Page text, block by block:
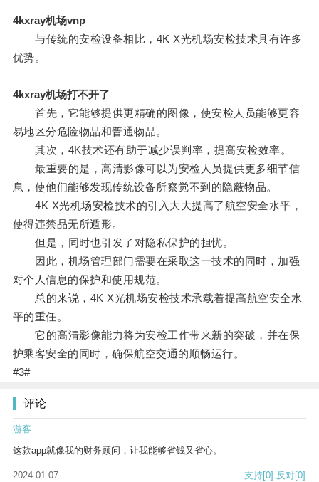
4kxray机场vnp
与传统的安检设备相比，4K X光机场安检技术具有许多
优势。
4kxray机场打不开了
首先，它能够提供更精确的图像，使安检人员能够更容
易地区分危险物品和普通物品。
其次，4K技术还有助于减少误判率，提高安检效率。
最重要的是，高清影像可以为安检人员提供更多细节信
息，使他们能够发现传统设备所察觉不到的隐蔽物品。
4K X光机场安检技术的引入大大提高了航空安全水平，
使得违禁品无所遁形。
但是，同时也引发了对隐私保护的担忧。
因此，机场管理部门需要在采取这一技术的同时，加强
对个人信息的保护和使用规范。
总的来说，4K X光机场安检技术承载着提高航空安全水
平的重任。
它的高清影像能力将为安检工作带来新的突破，并在保
护乘客安全的同时，确保航空交通的顺畅运行。
#3#
评论
游客
这款app就像我的财务顾问，让我能够省钱又省心。
2024-01-07 支持[0] 反对[0]